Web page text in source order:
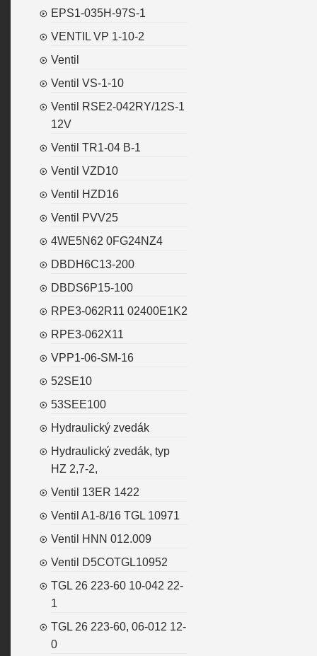
EPS1-035H-97S-1
VENTIL VP 1-10-2
Ventil
Ventil VS-1-10
Ventil RSE2-042RY/12S-1
12V
Ventil TR1-04 B-1
Ventil VZD10
Ventil HZD16
Ventil PVV25
4WE5N62 0FG24NZ4
DBDH6C13-200
DBDS6P15-100
RPE3-062R11 02400E1K2
RPE3-062X11
VPP1-06-SM-16
52SE10
53SEE100
Hydraulický zvedák
Hydraulický zvedák, typ
HZ 2,7-2,
Ventil 13ER 1422
Ventil A1-8/16 TGL 10971
Ventil HNN 012.009
Ventil D5COTGL10952
TGL 26 223-60 10-042 22-
1
TGL 26 223-60, 06-012 12-
0